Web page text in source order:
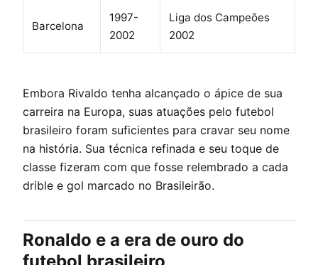
Barcelona
1997-
2002
Liga dos Campeões
2002
Embora Rivaldo tenha alcançado o ápice de sua
carreira na Europa, suas atuações pelo futebol
brasileiro foram suficientes para cravar seu nome
na história. Sua técnica refinada e seu toque de
classe fizeram com que fosse relembrado a cada
drible e gol marcado no Brasileirão.
Ronaldo e a era de ouro do